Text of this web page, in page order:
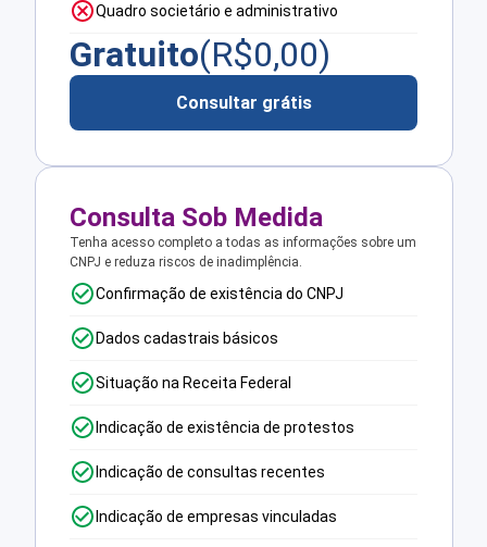
Quadro societário e administrativo
Gratuito(R$0,00)
Consultar grátis
Consulta Sob Medida
Tenha acesso completo a todas as informações sobre um
CNPJ e reduza riscos de inadimplência.
Confirmação de existência do CNPJ
Dados cadastrais básicos
Situação na Receita Federal
Indicação de existência de protestos
Indicação de consultas recentes
Indicação de empresas vinculadas